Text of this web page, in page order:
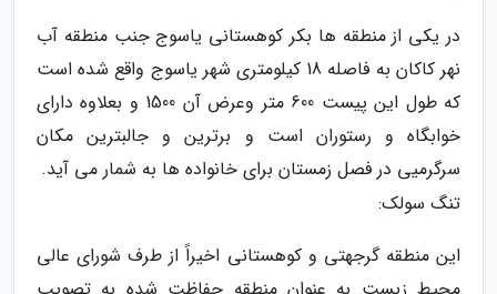
در یکی از منطقه ها بکر کوهستانی یاسوج جنب منطقه آب
نهر کاکان به فاصله 18 کیلومتری شهر یاسوج واقع شده است
که طول این پیست 600 متر وعرض آن 1500 و بعلاوه دارای
خوابگاه و رستوران است و برترین و جالبترین مکان
سرگرمیی در فصل زمستان برای خانواده ها به شمار می آید.
تنگ سولک:
این منطقه گرجهتی و کوهستانی اخیراً از طرف شورای عالی